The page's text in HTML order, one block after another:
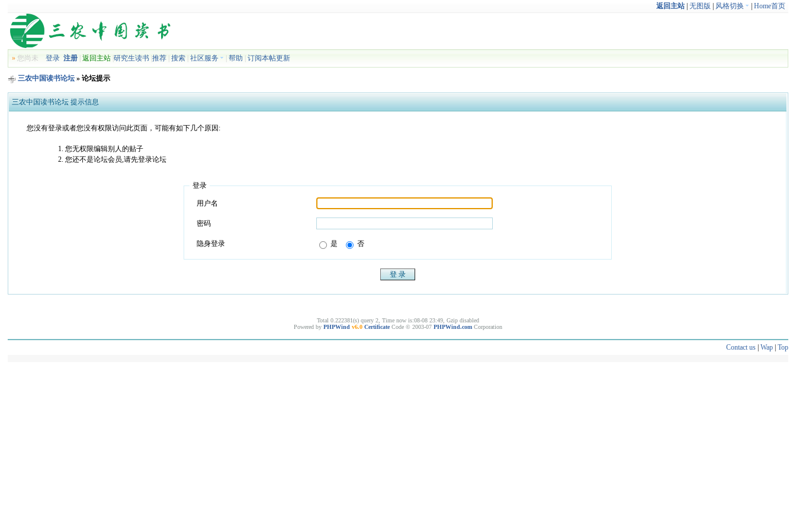
返回主站| 无图版 风格切换 Home首页
» 您尚未登录 注册 |返回主站 |研究生读书 |推荐 |搜索 |社区服务 |帮助 |订阅本帖更新
三农中国读书论坛 » 论坛提示
三农中国读书论坛 提示信息
您没有登录或者您没有权限访问此页面，可能有如下几个原因:
您无权限编辑别人的贴子
您还不是论坛会员,请先登录论坛
登录
用户名
密码
隐身登录 是 否
Total 0.222381(s) query 2, Time now is:08-08 23:49, Gzip disabled
Powered by PHPWind v6.0 Certificate Code © 2003-07 PHPWind.com Corporation
Contact us| Wap| Top